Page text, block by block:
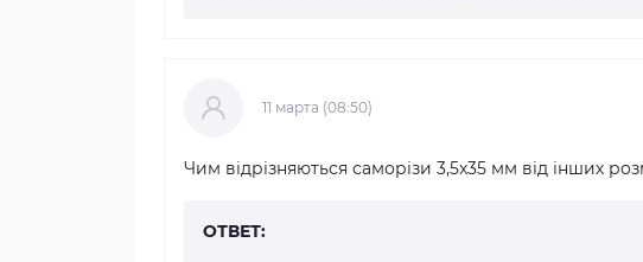
11 марта (08:50)
Чим відрізняються саморізи 3,5x35 мм від інших
ОТВЕТ: